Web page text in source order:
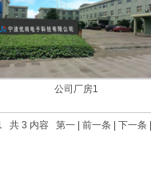
公司厂房1
共 3 内容 第一 前一条 下一条